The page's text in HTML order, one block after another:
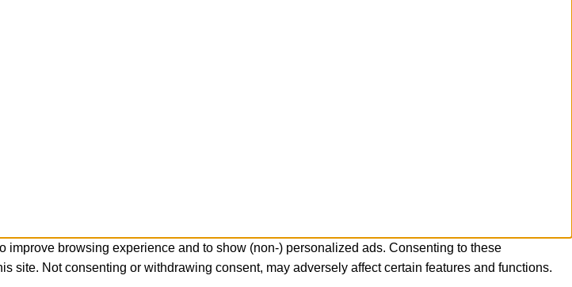
browsing experience and to show (non-) personalized ads. Consenting to these
Not consenting or withdrawing consent, may adversely affect certain features and functions.